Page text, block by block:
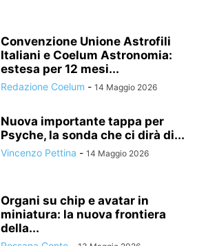
Convenzione Unione Astrofili
Italiani e Coelum Astronomia:
estesa per 12 mesi...
Redazione Coelum - 14 Maggio 2026
Nuova importante tappa per
Psyche, la sonda che ci dirà di...
Vincenzo Pettina - 14 Maggio 2026
Organi su chip e avatar in
miniatura: la nuova frontiera
della...